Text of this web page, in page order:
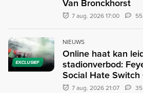
Van Bronckhorst
7 aug. 2026 17:00
EXCLUSIEF
NIEUWS
Online haat kan
stadionverbod:
Social Hate Switch
7 aug. 2026 21:07